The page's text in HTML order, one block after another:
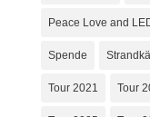
Peace Love and
Spende
Tour 2021 Tour